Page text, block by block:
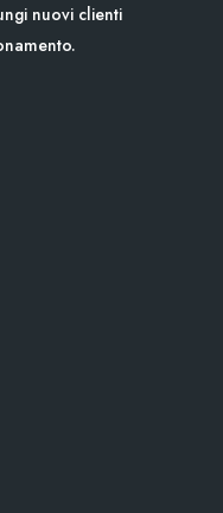
nuovi clienti